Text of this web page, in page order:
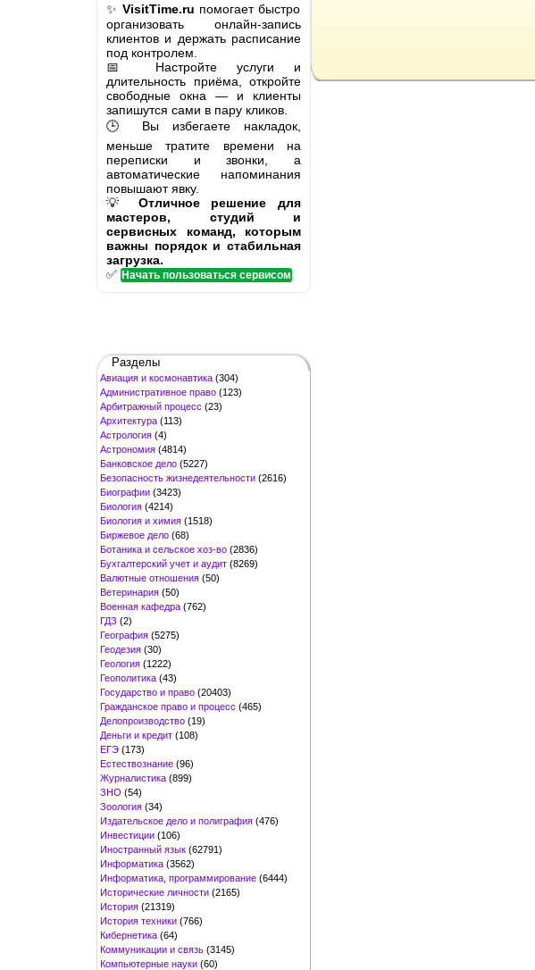
✨ VisitTime.ru помогает быстро
организовать онлайн-запись
клиентов и держать расписание
под контролем.
📅 Настройте услуги и
длительность приёма, откройте
свободные окна — и клиенты
запишутся сами в пару кликов.
🕒 Вы избегаете накладок,
меньше тратите времени на
переписки и звонки, а
автоматические напоминания
повышают явку.
💡 Отличное решение для
мастеров, студий и
сервисных команд, которым
важны порядок и стабильная
загрузка.
✅ Начать пользоваться сервисом
Разделы
Авиация и космонавтика (304)
Административное право (123)
Арбитражный процесс (23)
Архитектура (113)
Астрология (4)
Астрономия (4814)
Банковское дело (5227)
Безопасность жизнедеятельности (2616)
Биографии (3423)
Биология (4214)
Биология и химия (1518)
Биржевое дело (68)
Ботаника и сельское хоз-во (2836)
Бухгалтерский учет и аудит (8269)
Валютные отношения (50)
Ветеринария (50)
Военная кафедра (762)
ГДЗ (2)
География (5275)
Геодезия (30)
Геология (1222)
Геополитика (43)
Государство и право (20403)
Гражданское право и процесс (465)
Делопроизводство (19)
Деньги и кредит (108)
ЕГЭ (173)
Естествознание (96)
Журналистика (899)
ЗНО (54)
Зоология (34)
Издательское дело и полиграфия (476)
Инвестиции (106)
Иностранный язык (62791)
Информатика (3562)
Информатика, программирование (6444)
Исторические личности (2165)
История (21319)
История техники (766)
Кибернетика (64)
Коммуникации и связь (3145)
Компьютерные науки (60)